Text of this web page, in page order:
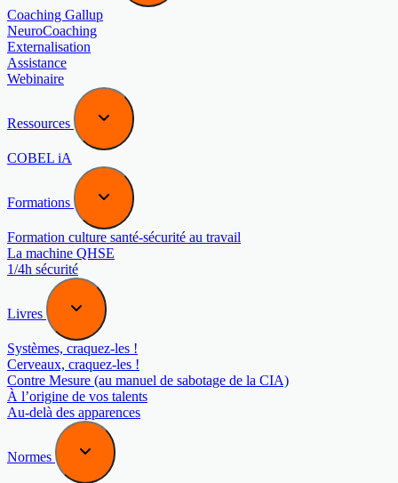
Coaching Gallup
NeuroCoaching
Externalisation
Assistance
Webinaire
Ressources
COBEL iA
Formations
Formation culture santé-sécurité au travail
La machine QHSE
1/4h sécurité
Livres
Systèmes, craquez-les !
Cerveaux, craquez-les !
Contre Mesure (au manuel de sabotage de la CIA)
À l’origine de vos talents
Au-delà des apparences
Normes